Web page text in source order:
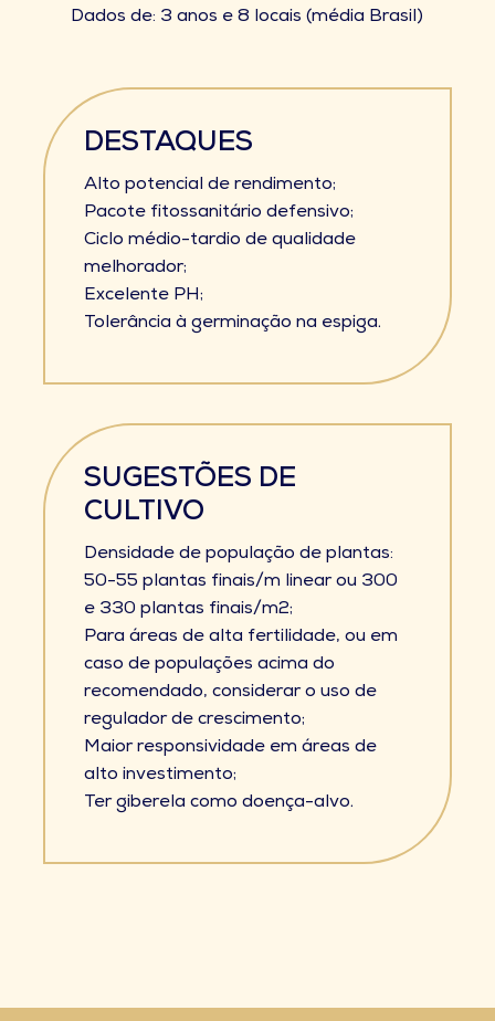
Dados de: 3 anos e 8 locais (média Brasil)
DESTAQUES
Alto potencial de rendimento;
Pacote fitossanitário defensivo;
Ciclo médio-tardio de qualidade
melhorador;
Excelente PH;
Tolerância à germinação na espiga.
SUGESTÕES DE
CULTIVO
Densidade de população de plantas:
50-55 plantas finais/m linear ou 300
e 330 plantas finais/m2;
Para áreas de alta fertilidade, ou em
caso de populações acima do
recomendado, considerar o uso de
regulador de crescimento;
Maior responsividade em áreas de
alto investimento;
Ter giberela como doença-alvo.